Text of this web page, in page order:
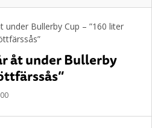
åt under Bullerby